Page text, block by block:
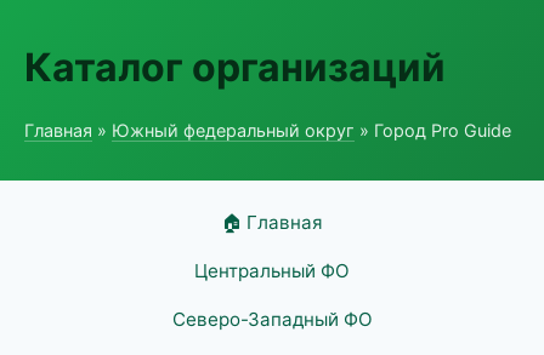
Каталог организаций
Главная » Южный федеральный округ » Город Pro Guide
🏠 Главная
Центральный ФО
Северо-Западный ФО